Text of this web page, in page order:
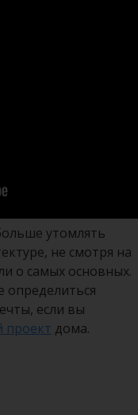
утомлять
не смотря на
о самых основных.
определиться
если вы
проект дома.